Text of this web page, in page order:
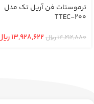
ترموستات فن آریل تک مدل
TTEC-200
14,212,880﷼ 13,928,622